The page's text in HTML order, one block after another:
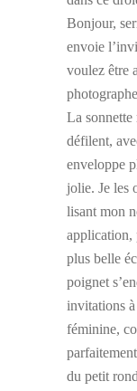
Bonjour,
envoie
voulez être
La sonnette
défilent,
enveloppe
jolie. Je les
lisant mon
application,
plus belle
poignet
invitations
féminine,
du petit